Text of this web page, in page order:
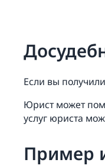
Если вы
Юрист может
услуг юриста
Пример